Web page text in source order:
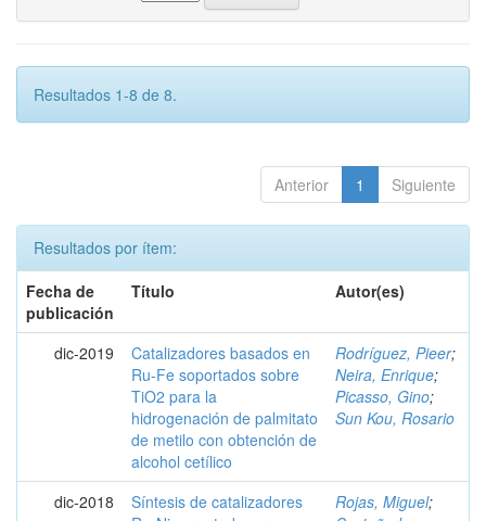
Resultados 1-8 de 8.
Anterior 1 Siguiente
Resultados por ítem:
Fecha de
publicación
Título Autor(es)
dic-2019
Catalizadores basados en
Ru-Fe soportados sobre
TiO2 para la
hidrogenación de palmitato
de metilo con obtención de
alcohol cetílico
Rodríguez, Pieer;
Neira, Enrique;
Picasso, Gino;
Sun Kou, Rosario
dic-2018
Síntesis de catalizadores
Rojas, Miguel;